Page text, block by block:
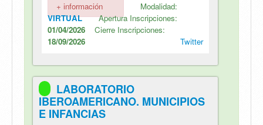
+ información
Modalidad:
VIRTUALApertura Inscripciones:
01/04/2026Cierre Inscripciones:
18/09/2026
Twitter
LABORATORIO
IBEROAMERICANO. MUNICIPIOS
E INFANCIAS